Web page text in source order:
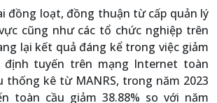
đồng loạt, đồng thuận từ cấp quản lý
cũng như các tổ chức nghiệp trên
lại kết quả đáng kể trong việc giảm
định tuyến trên mạng Internet toàn
thống kê từ MANRS, trong năm 2023
toàn cầu giảm 38.88% so với năm